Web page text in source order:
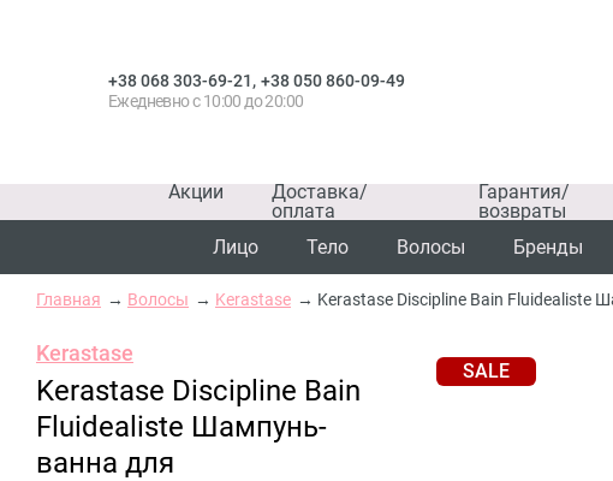
+38 068 303-69-21, +38 050 860-09-49
Ежедневно с 10:00 до 20:00
Акции
Доставка/
оплата
Гарантия/
возвраты
Лицо
Тело Волосы Бренды
Главная Волосы Kerastase Kerastase Discipline Bain Fluidealiste
Kerastase
Kerastase Discipline Bain
Fluidealiste Шампунь-
ванна для
SALE